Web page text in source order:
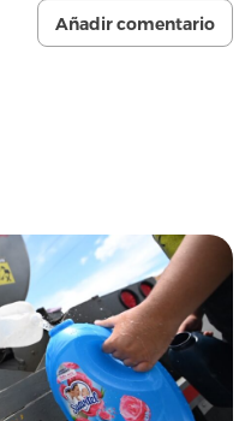
Añadir comentario